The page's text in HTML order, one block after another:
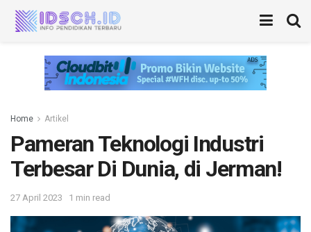
Home Artikel
Pameran Teknologi Industri
Terbesar Di Dunia, di Jerman!
27 April 2023 1 min read